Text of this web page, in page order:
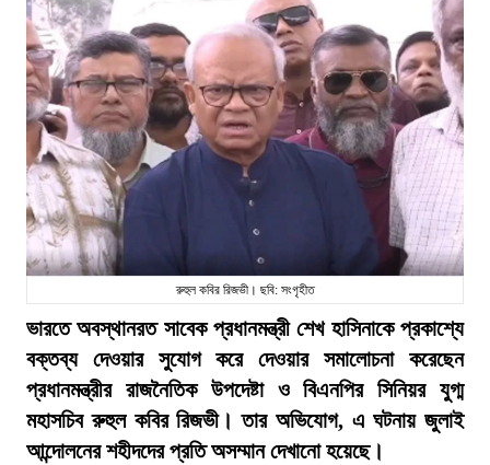
রুহুল কবির রিজভী। ছবি: সংগৃহীত
ভারতে অবস্থানরত সাবেক প্রধানমন্ত্রী শেখ হাসিনাকে প্রকাশ্যে
বক্তব্য দেওয়ার সুযোগ করে দেওয়ার সমালোচনা করেছেন
প্রধানমন্ত্রীর রাজনৈতিক উপদেষ্টা ও বিএনপির সিনিয়র যুগ্ম
মহাসচিব রুহুল কবির রিজভী। তার অভিযোগ, এ ঘটনায় জুলাই
আন্দোলনের শহীদদের প্রতি অসম্মান দেখানো হয়েছে।